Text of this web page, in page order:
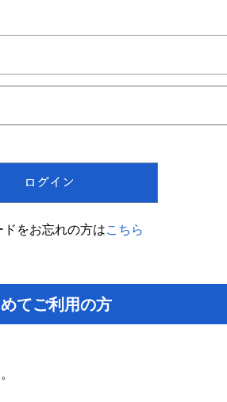
ドをお忘れの方はこちら
てご利用の方